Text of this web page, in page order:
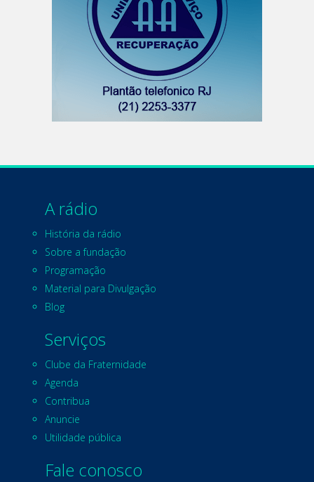
A rádio
História da rádio
Sobre a fundação
Programação
Material para Divulgação
Blog
Serviços
Clube da Fraternidade
Agenda
Contribua
Anuncie
Utilidade pública
Fale conosco